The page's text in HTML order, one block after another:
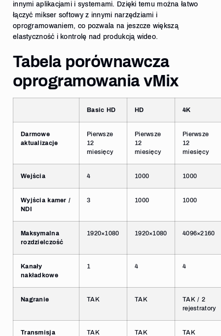
innymi aplikacjami i systemami. Dzięki temu można łatwo
łączyć mikser softowy z innymi narzędziami i
oprogramowaniem, co pozwala na jeszcze większą
elastyczność i kontrolę nad produkcją wideo.
Tabela porównawcza
oprogramowania vMix
Basic HD HD 4K
Darmowe
aktualizacje
Pierwsze
12
miesięcy
Pierwsze
12
miesięcy
Pierwsze
12
miesięcy
Wejścia 4 1000 1000
Wyjścia kamer /
NDI
3 1000 1000
Maksymalna
rozdzielczość
1920×1080 1920×1080 4096×2160
Kanały
nakładkowe
1 4 4
Nagranie TAK TAK
TAK / 2
rejestratory
Transmisja TAK TAK TAK